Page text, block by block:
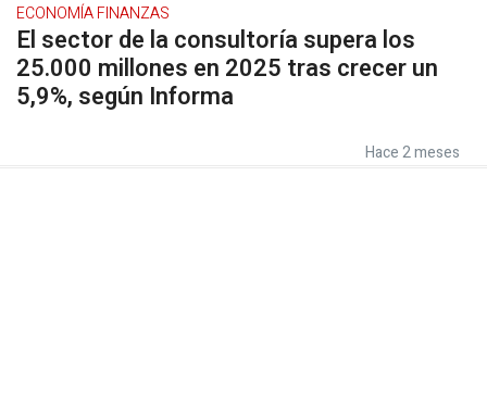
ECONOMÍA FINANZAS
El sector de la consultoría supera los
25.000 millones en 2025 tras crecer un
5,9%, según Informa
Hace 2 meses